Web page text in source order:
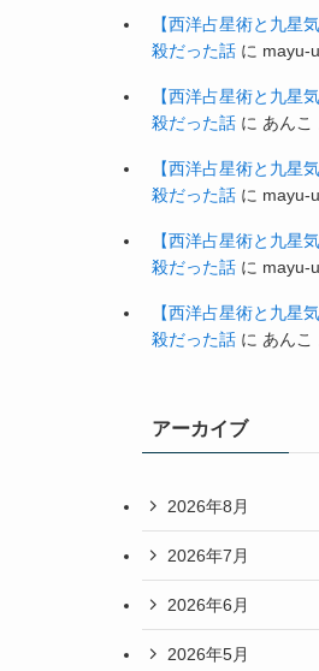
【西洋占星術と九星
殺だった話 に mayu-u
【西洋占星術と九星
殺だった話 に あんこ
【西洋占星術と九星
殺だった話 に mayu-u
【西洋占星術と九星
殺だった話 に mayu-u
【西洋占星術と九星
殺だった話 に あんこ
アーカイブ
2026年8月
2026年7月
2026年6月
2026年5月